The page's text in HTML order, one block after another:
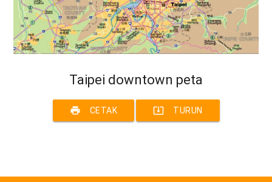
Taipei downtown peta
print CETAK system_update_alt TURUN